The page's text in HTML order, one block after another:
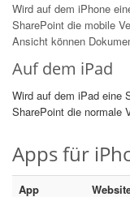
Wird auf dem iPhone
SharePoint die mobile
Ansicht können
Auf dem iPad
Wird auf dem iPad eine
SharePoint die normale
Apps für
App​